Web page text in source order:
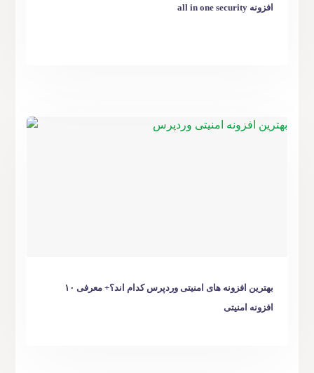
افزونه all in one security
بهترین افزونه های امنیتی وردپرس کدام اند؟+ معرفی ۱۰
افزونه امنیتی